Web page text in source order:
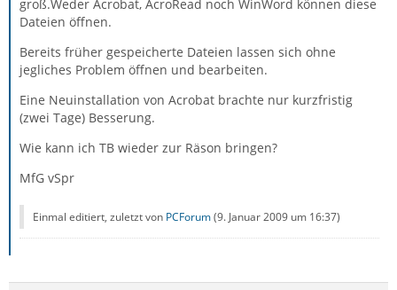
groß.Weder Acrobat, AcroRead noch WinWord können diese
Dateien öffnen.
Bereits früher gespeicherte Dateien lassen sich ohne
jegliches Problem öffnen und bearbeiten.
Eine Neuinstallation von Acrobat brachte nur kurzfristig
(zwei Tage) Besserung.
Wie kann ich TB wieder zur Räson bringen?
MfG vSpr
Einmal editiert, zuletzt von PCForum(9. Januar 2009 um 16:37)